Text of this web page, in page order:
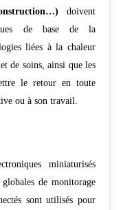
doivent
de base de la
liées à la chaleur
de soins, ainsi que les
le retour en toute
ou à son travail.
miniaturisés
de monitorage
sont utilisés pour